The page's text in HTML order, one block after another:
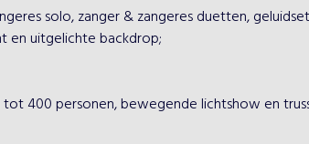
solo, zanger & zangeres duetten,
en uitgelichte backdrop;
tot 400 personen, bewegende lichtshow en